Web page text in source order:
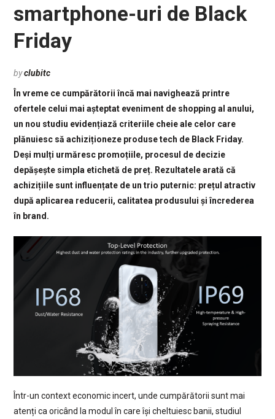
smartphone-uri de Black
Friday
byclubitc
În vreme ce cumpărătorii încă mai navighează printre
ofertele celui mai așteptat eveniment de shopping al anului,
un nou studiu evidențiază criteriile cheie ale celor care
plănuiesc să achiziționeze produse tech de Black Friday.
Deși mulți urmăresc promoțiile, procesul de decizie
depășește simpla etichetă de preț. Rezultatele arată că
achizițiile sunt influențate de un trio puternic: prețul atractiv
după aplicarea reducerii, calitatea produsului și încrederea
în brand.
Într-un context economic incert, unde cumpărătorii sunt mai
atenți ca oricând la modul în care își cheltuiesc banii, studiul